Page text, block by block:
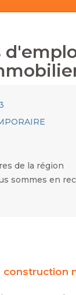
de la région
sommes en
construction